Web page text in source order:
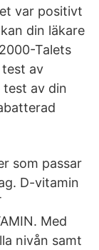
var positivt
din läkare
Talets
test av
test av din
som passar
D-vitamin
Med
nivån samt